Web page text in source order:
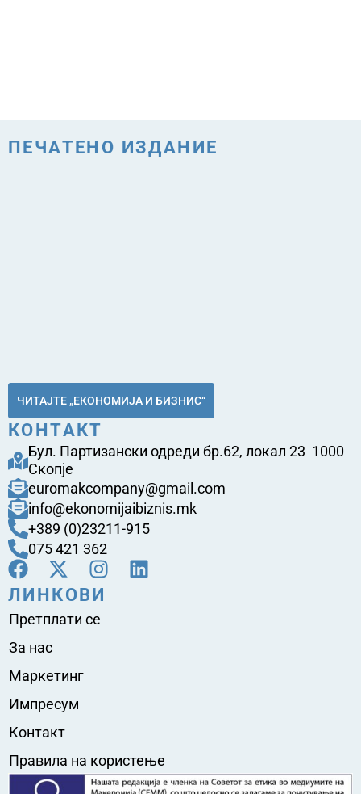
ПЕЧАТЕНО ИЗДАНИЕ
ЧИТАЈТЕ „ЕКОНОМИЈА И БИЗНИС“
КОНТАКТ
Бул. Партизански одреди бр.62, локал 23 1000
Скопје
euromakcompany@gmail.com
info@ekonomijaibiznis.mk
+389 (0)23211-915
075 421 362
ЛИНКОВИ
Претплати се
За нас
Маркетинг
Импресум
Контакт
Правила на користење